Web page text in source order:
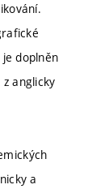
doplněn
anglicky
a